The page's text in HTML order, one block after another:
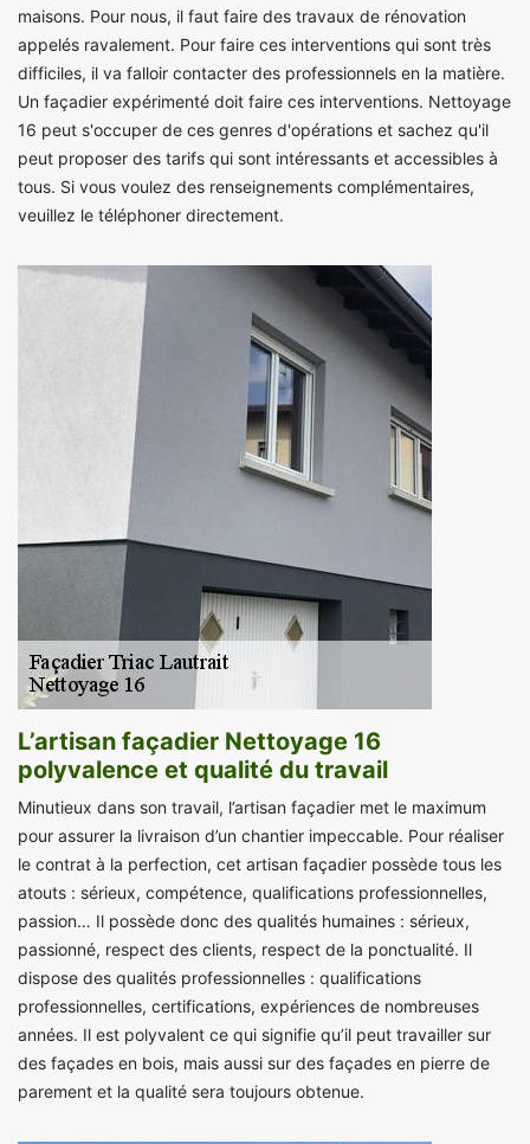
maisons. Pour nous, il faut faire des travaux de rénovation
appelés ravalement. Pour faire ces interventions qui sont très
difficiles, il va falloir contacter des professionnels en la matière.
Un façadier expérimenté doit faire ces interventions. Nettoyage
16 peut s'occuper de ces genres d'opérations et sachez qu'il
peut proposer des tarifs qui sont intéressants et accessibles à
tous. Si vous voulez des renseignements complémentaires,
veuillez le téléphoner directement.
L’artisan façadier Nettoyage 16
polyvalence et qualité du travail
Minutieux dans son travail, l’artisan façadier met le maximum
pour assurer la livraison d’un chantier impeccable. Pour réaliser
le contrat à la perfection, cet artisan façadier possède tous les
atouts : sérieux, compétence, qualifications professionnelles,
passion… Il possède donc des qualités humaines : sérieux,
passionné, respect des clients, respect de la ponctualité. Il
dispose des qualités professionnelles : qualifications
professionnelles, certifications, expériences de nombreuses
années. Il est polyvalent ce qui signifie qu’il peut travailler sur
des façades en bois, mais aussi sur des façades en pierre de
parement et la qualité sera toujours obtenue.